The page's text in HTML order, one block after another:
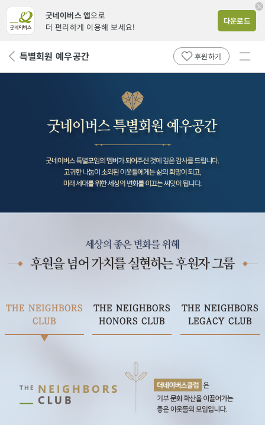
굿네이버스 앱으로
더 편리하게 이용해 보세요!
다운로드
뒤 특별회원 예우공간 후원하기
전체
THE NEIGHBORS
CLUB
THE NEIGHBORS
HONORS CLUB
THE NEIGHBORS
LEGACY CLUB